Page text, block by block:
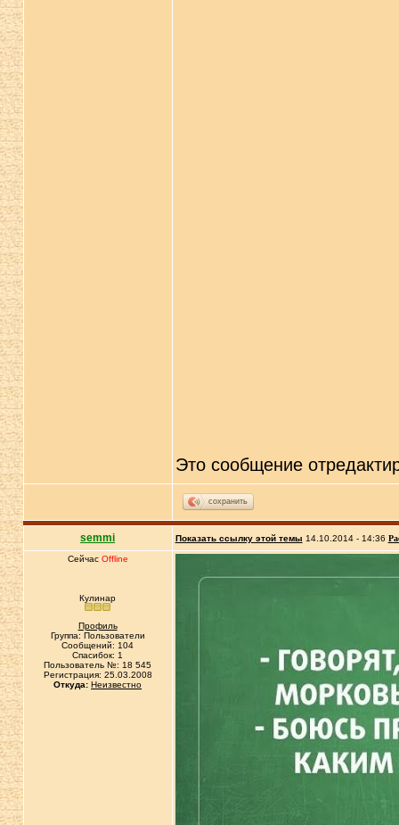
Это сообщение
сохранить
semmi Показать ссылку этой темы 14.10.2014 - 14:36
Сейчас Offline
Кулинар
Профиль
Группа: Пользователи
Сообщений: 104
Спасибок: 1
Пользователь №: 18 545
Регистрация: 25.03.2008
Откуда: Неизвестно